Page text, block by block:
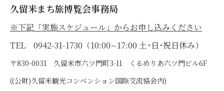
久留米まち旅博覧会事務局
※下記「実施スケジュール」からお申し込みください
TEL 0942-31-1730（10:00∼17:00 土･日･祝日休み）
〒830-0031 久留米市六ツ門町3-11 くるめりあ六ツ門ビル6F
((公財)久留米観光コンベンション国際交流協会内)